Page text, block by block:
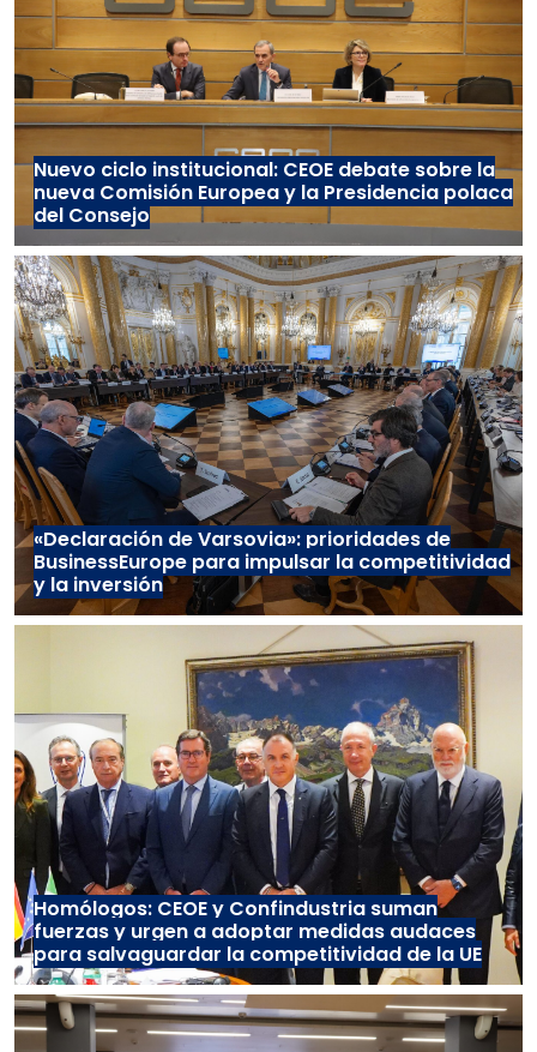
Nuevo ciclo institucional: CEOE debate sobre la
nueva Comisión Europea y la Presidencia polaca
del Consejo
«Declaración de Varsovia»: prioridades de
BusinessEurope para impulsar la competitividad
y la inversión
Homólogos: CEOE y Confindustria suman
fuerzas y urgen a adoptar medidas audaces
para salvaguardar la competitividad de la UE